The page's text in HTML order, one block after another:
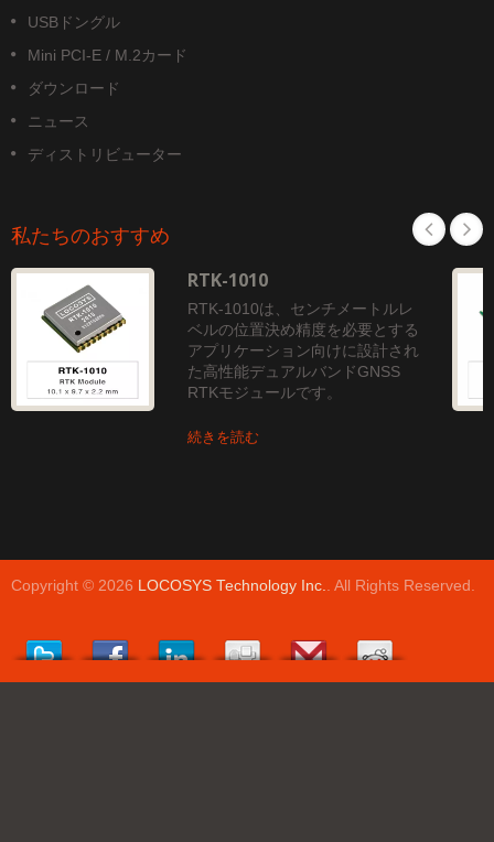
USBドングル
Mini PCI-E / M.2カード
ダウンロード
ニュース
ディストリビューター
私たちのおすすめ
RTK-1010
RTK-1010は、センチメートルレ
ベルの位置決め精度を必要とする
アプリケーション向けに設計され
た高性能デュアルバンドGNSS
RTKモジュールです。
続きを読む
Copyright © 2026 LOCOSYS Technology Inc.. All Rights Reserved.